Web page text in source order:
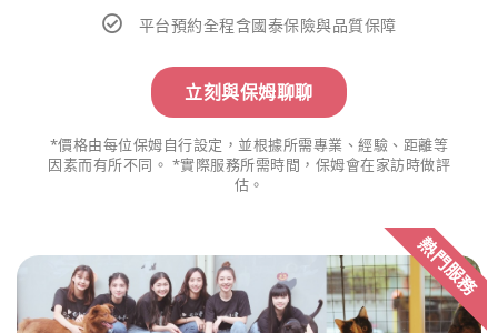
平台預約全程含國泰保險與品質保障
立刻與保姆聊聊
*價格由每位保姆自行設定，並根據所需專業、經驗、距離等
因素而有所不同。 *實際服務所需時間，保姆會在家訪時做評
估。
熱門服務